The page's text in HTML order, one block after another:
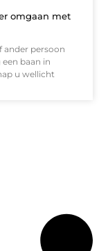
omgaan met
ander persoon
baan in
u wellicht